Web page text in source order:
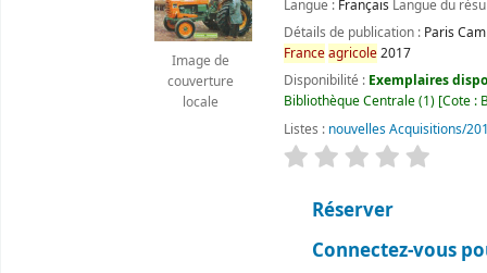
Image de
couverture
locale
Langue : Français Langue du
Détails de publication : Paris
Franceagricole2017
Disponibilité : Exemplaires
Bibliothèque Centrale(1) Cote :
Listes : nouvelles Acquisitions/
évaluation
Réserver
Connectez-vous